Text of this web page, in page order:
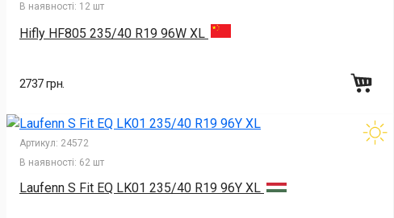
В наявності: 12 шт
Hifly HF805 235/40 R19 96W XL
2737 грн.
Артикул: 24572
В наявності: 62 шт
Laufenn S Fit EQ LK01 235/40 R19 96Y XL